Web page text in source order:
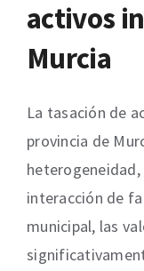
activos
Murcia
La tasación de
provincia de
interacción de
municipal, las